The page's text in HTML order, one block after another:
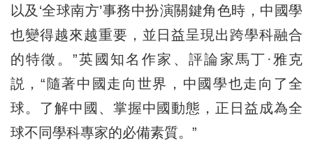
以及‘全球南方’事務中扮演關鍵角色時，中國學
也變得越來越重要，並日益呈現出跨學科融合
的特徵。”英國知名作家、評論家馬丁·雅克
説，“隨著中國走向世界，中國學也走向了全
球。了解中國、掌握中國動態，正日益成為全
球不同學科專家的必備素質。”